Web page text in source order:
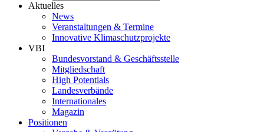
Aktuelles
News
Veranstaltungen & Termine
Innovative Klimaschutzprojekte
VBI
Bundesvorstand & Geschäftsstelle
Mitgliedschaft
High Potentials
Landesverbände
Internationales
Magazin
Positionen